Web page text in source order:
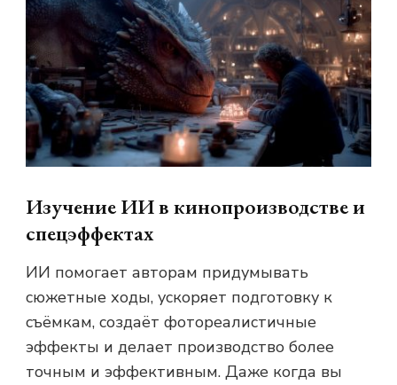
Изучение ИИ в кинопроизводстве и
спецэффектах
ИИ помогает авторам придумывать
сюжетные ходы, ускоряет подготовку к
съёмкам, создаёт фотореалистичные
эффекты и делает производство более
точным и эффективным. Даже когда вы